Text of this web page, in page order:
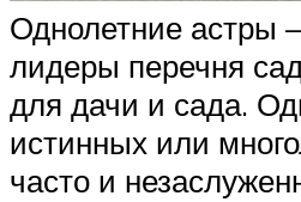
Однолетние астры
лидеры перечня
для дачи и сада.
истинных или
часто и